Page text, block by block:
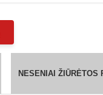
NESENIAI ŽIŪRĖTOS